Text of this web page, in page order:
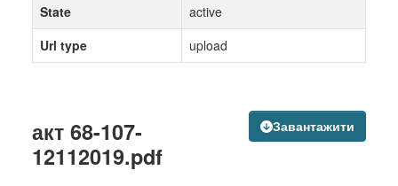
Завантажити
акт 68-107-
12112019.pdf
State
active
Url type
upload